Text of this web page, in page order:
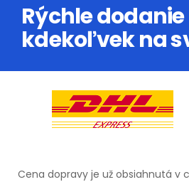
Rýchle dodanie
kdekoľvek na
Cena dopravy je už obsiahnutá v